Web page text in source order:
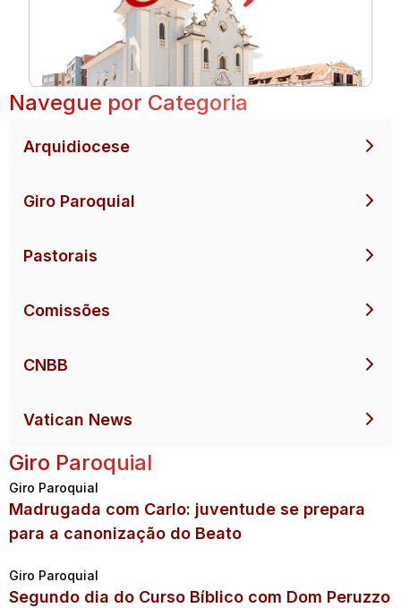
Navegue por Categoria
Arquidiocese
Giro Paroquial
Pastorais
Comissões
CNBB
Vatican News
Giro Paroquial
Giro Paroquial
Madrugada com Carlo: juventude se prepara
para a canonização do Beato
Giro Paroquial
Segundo dia do Curso Bíblico com Dom Peruzzo